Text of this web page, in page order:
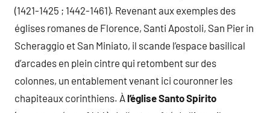
(1421-1425 ; 1442-1461). Revenant aux exemples des
églises romanes de Florence, Santi Apostoli, San Pier in
Scheraggio et San Miniato, il scande l’espace basilical
d’arcades en plein cintre qui retombent sur des
colonnes, un entablement venant ici couronner les
chapiteaux corinthiens. Àl’église Santo Spirito